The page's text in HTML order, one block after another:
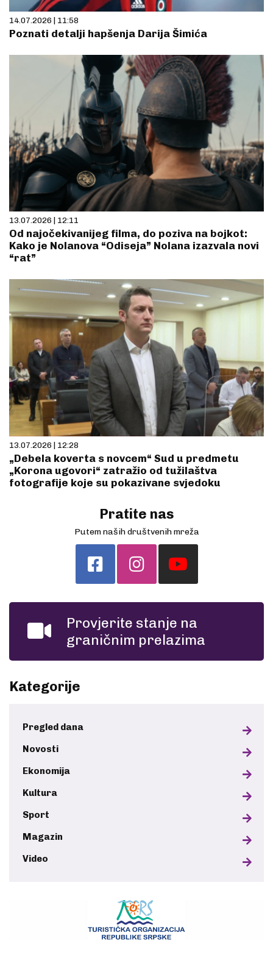
14.07.2026 | 11:58
Poznati detalji hapšenja Darija Šimića
13.07.2026 | 12:11
Od najočekivanijeg filma, do poziva na bojkot:
Kako je Nolanova “Odiseja” Nolana izazvala novi
“rat”
13.07.2026 | 12:28
„Debela koverta s novcem“ Sud u predmetu
„Korona ugovori“ zatražio od tužilaštva
fotografije koje su pokazivane svjedoku
Pratite nas
Putem naših društvenih mreža
Provjerite stanje na
graničnim prelazima
Kategorije
Pregled dana
Novosti
Ekonomija
Kultura
Sport
Magazin
Video